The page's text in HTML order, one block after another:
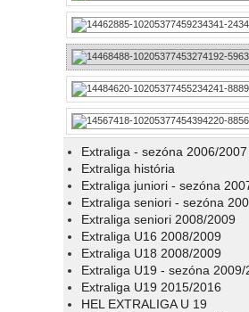
Extraliga - sezóna 2006/2007
Extraliga história
Extraliga juniori - sezóna
Extraliga seniori - sezóna
Extraliga seniori 2008/2009
Extraliga U16 2008/2009
Extraliga U18 2008/2009
Extraliga U19 - sezóna 2009/
Extraliga U19 2015/2016
HEL EXTRALIGA U 19